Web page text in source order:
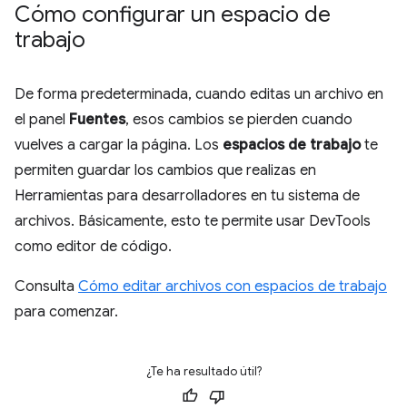
Cómo configurar un espacio de
trabajo
De forma predeterminada, cuando editas un archivo en
el panel Fuentes, esos cambios se pierden cuando
vuelves a cargar la página. Los espacios de trabajote
permiten guardar los cambios que realizas en
Herramientas para desarrolladores en tu sistema de
archivos. Básicamente, esto te permite usar DevTools
como editor de código.
Consulta Cómo editar archivos con espacios de trabajo
para comenzar.
¿Te ha resultado útil?